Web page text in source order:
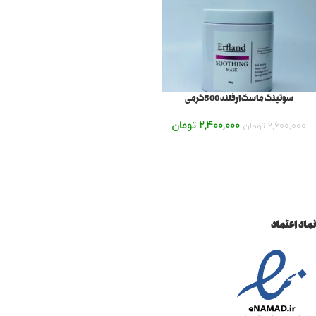
سوتینگ ماسک ارفلند 500گرمی
2,600,000 تومان 2,400,000 تومان
نماد اعتماد